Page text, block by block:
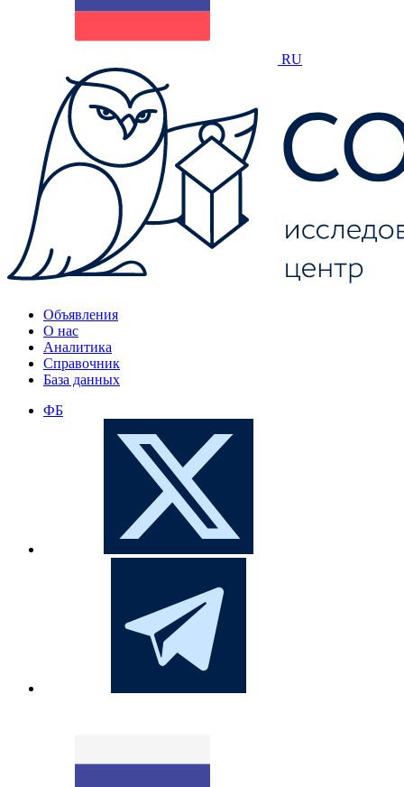
RU
Объявления
О нас
Аналитика
Справочник
База данных
ФБ